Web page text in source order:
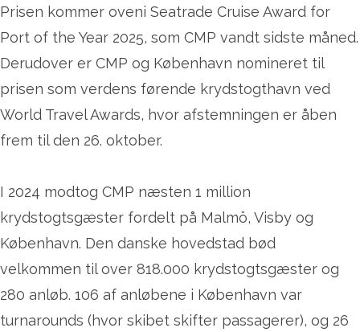
Prisen kommer oveni Seatrade Cruise Award for
Port of the Year 2025, som CMP vandt sidste måned.
Derudover er CMP og København nomineret til
prisen som verdens førende krydstogthavn ved
World Travel Awards, hvor afstemningen er åben
frem til den 26. oktober.
I 2024 modtog CMP næsten 1 million
krydstogtsgæster fordelt på Malmö, Visby og
København. Den danske hovedstad bød
velkommen til over 818.000 krydstogtsgæster og
280 anløb. 106 af anløbene i København var
turnarounds (hvor skibet skifter passagerer), og 26